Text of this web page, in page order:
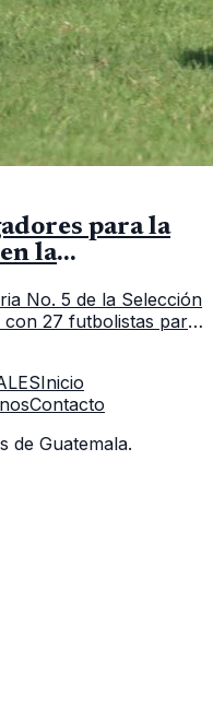
para la
la
No. 5 de la Selección
con 27 futbolistas para
Inicio
Contacto
de Guatemala.